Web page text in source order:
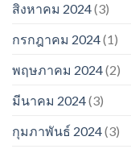
สิงหาคม 2024(3)
กรกฎาคม 2024(1)
พฤษภาคม 2024(2)
มีนาคม 2024(3)
กุมภาพันธ์ 2024(3)